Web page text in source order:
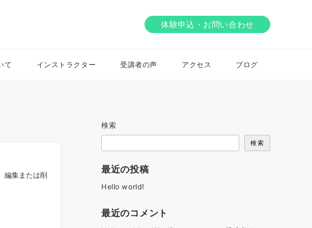
体験申込・お問い合わせ
て インストラクター 受講者の声 アクセス ブログ
編集または削
検索
検索
最近の投稿
Hello world!
最近のコメント